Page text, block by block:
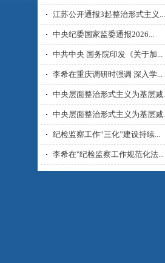
江苏公开通报3起整治形式主义...
中央纪委国家监委通报2026...
中共中央 国务院印发《关于加...
李希在重庆调研时强调 深入学...
中央层面整治形式主义为基层减
中央层面整治形式主义为基层减
纪检监察工作“三化”建设持续...
李希在"纪检监察工作规范化法...